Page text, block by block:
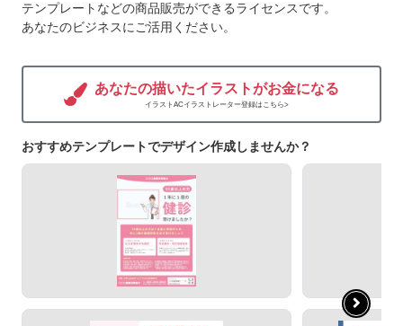
テンプレートなどの商品販売ができるライセンスです。
あなたのビジネスにご活用ください。
あなたの描いたイラストがお金になる
イラストACイラストレーター登録はこちら>
おすすめテンプレートでデザイン作成しませんか？